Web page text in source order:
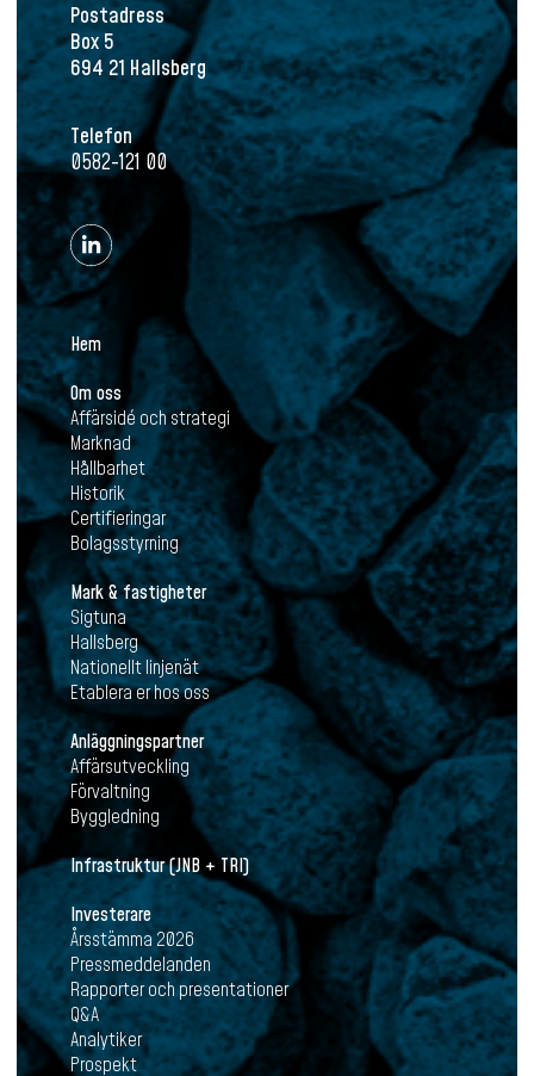
Postadress
Box 5
694 21 Hallsberg
Telefon
0582-121 00
Hem
Om oss
Affärsidé och strategi
Marknad
Hållbarhet
Historik
Certifieringar
Bolagsstyrning
Mark & fastigheter
Sigtuna
Hallsberg
Nationellt linjenät
Etablera er hos oss
Anläggningspartner
Affärsutveckling
Förvaltning
Byggledning
Infrastruktur (JNB + TRI)
Investerare
Årsstämma 2026
Pressmeddelanden
Rapporter och presentationer
Q&A
Analytiker
Prospekt